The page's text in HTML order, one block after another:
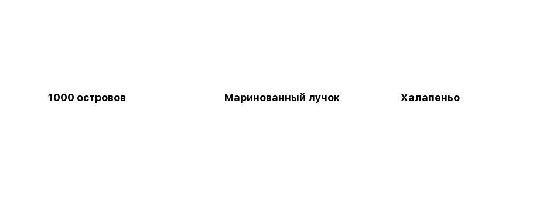
1000 островов Маринованный лучок Халапеньо